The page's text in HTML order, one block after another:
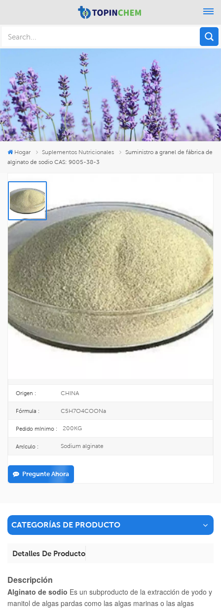
Hogar Suplementos Nutricionales
Suministro a granel de fábrica de
alginato de sodio CAS: 9005-38-3
Suministro A Granel De Fábrica De
Alginato De Sodio CAS: 9005-38-3
Alginato de sodioEstá compuesto principalmente de sales sódicas de ácido
algínico y es un biopolímero polisacárido. Posee diversas características,
como amplia disponibilidad, no toxicidad, fácil degradación y buena
biocompatibilidad, lo que lo hace muy valioso en industrias como la
farmacéutica, alimentaria, de embalaje, textil y de biomateriales.
No CAS. : 9005-38-3
EINECS : 618-415-6
Origen : CHINA
Fórmula : C5H7O4COONa
Pedido mínimo : 200KG
Artículo : Sodium alginate
Pregunte Ahora
CATEGORÍAS DE PRODUCTO
Detalles De Producto
Descripción
Alginato de sodio Es un subproducto de la extracción de yodo y
manitol de algas pardas como las algas marinas o las algas